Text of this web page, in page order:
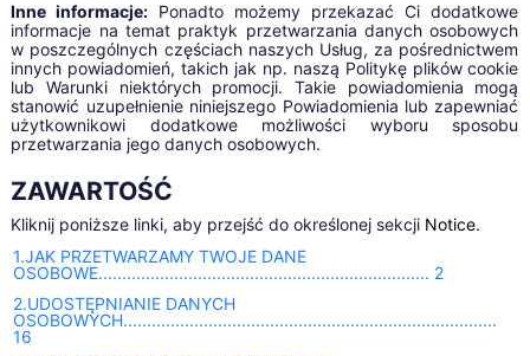
Inne informacje: Ponadto możemy przekazać Ci dodatkowe
informacje na temat praktyk przetwarzania danych osobowych
w poszczególnych częściach naszych Usług, za pośrednictwem
innych powiadomień, takich jak np. naszą Politykę plików cookie
lub Warunki niektórych promocji. Takie powiadomienia mogą
stanowić uzupełnienie niniejszego Powiadomienia lub zapewniać
użytkownikowi dodatkowe możliwości wyboru sposobu
przetwarzania jego danych osobowych.
ZAWARTOŚĆ
Kliknij poniższe linki, aby przejść do określonej sekcji Notice.
1.JAK PRZETWARZAMY TWOJE DANE
OSOBOWE...................................................................... 2
2.UDOSTĘPNIANIE DANYCH
OSOBOWYCH...............................................................................
16